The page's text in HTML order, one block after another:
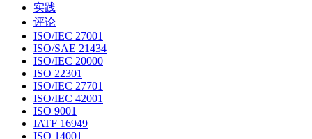
实践
评论
ISO/IEC 27001
ISO/SAE 21434
ISO/IEC 20000
ISO 22301
ISO/IEC 27701
ISO/IEC 42001
ISO 9001
IATF 16949
ISO 14001